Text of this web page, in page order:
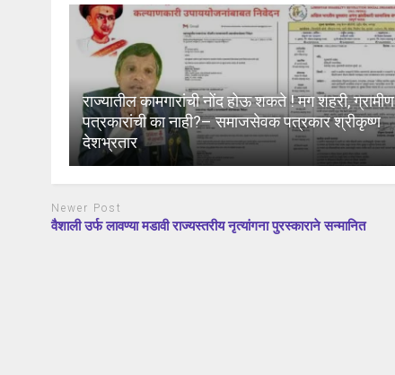
राज्यातील कामगारांची नोंद होऊ शकते ! मग शहरी, ग्रामीण
पत्रकारांची का नाही?– समाजसेवक पत्रकार श्रीकृष्ण
देशभ्रतार
Newer Post
वैशाली उर्फ लावण्या मडावी राज्यस्तरीय नृत्यांगना पुरस्काराने सन्मानित